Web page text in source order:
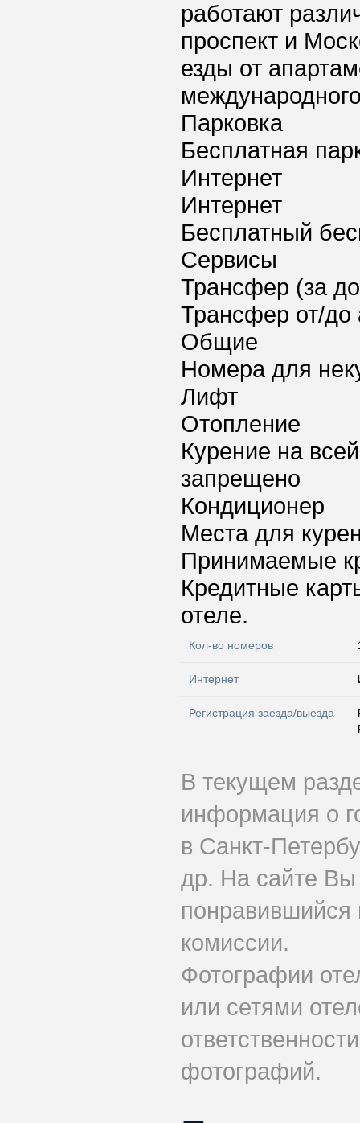
работают
проспект и
езды от
Парковка
Бесплатная
Интернет
Интернет
Бесплатный
Сервисы
Трансфер (за
Трансфер от/до
Общие
Номера для
Лифт
Отопление
Курение на
запрещено
Кондиционер
Места для
Принимаемые
Кредитные
отеле.
Кол-во номеров
Интернет
Регистрация заезда/выезда
В текущем
информация о
в Санкт-
др. На сайте Вы
понравившийся
комиссии.
Фотографии
или сетями
фотографий.